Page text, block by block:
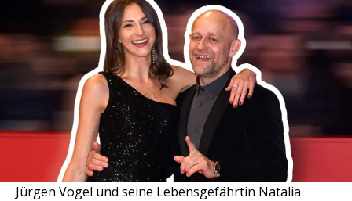
Jürgen Vogel und seine Lebensgefährtin Natalia